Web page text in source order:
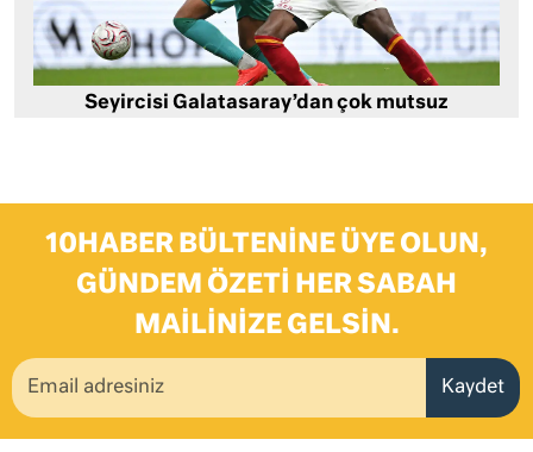
Seyircisi Galatasaray’dan çok mutsuz
10HABER BÜLTENINE ÜYE OLUN,
GÜNDEM ÖZETI HER SABAH
MAILINIZE GELSIN.
Kaydet